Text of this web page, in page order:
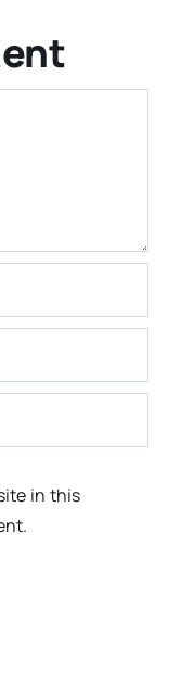
Lampung
in this